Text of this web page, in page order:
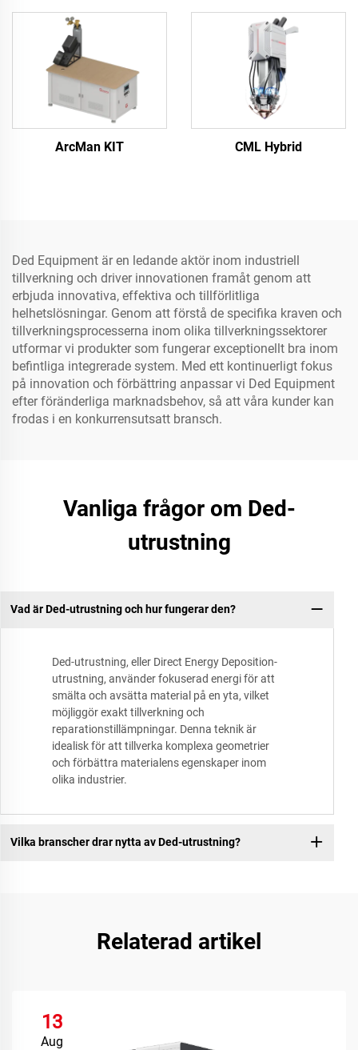
ArcMan KIT CML Hybrid
Ded Equipment är en ledande aktör inom industriell
tillverkning och driver innovationen framåt genom att
erbjuda innovativa, effektiva och tillförlitliga
helhetslösningar. Genom att förstå de specifika kraven och
tillverkningsprocesserna inom olika tillverkningssektorer
utformar vi produkter som fungerar exceptionellt bra inom
befintliga integrerade system. Med ett kontinuerligt fokus
på innovation och förbättring anpassar vi Ded Equipment
efter föränderliga marknadsbehov, så att våra kunder kan
frodas i en konkurrensutsatt bransch.
Vanliga frågor om Ded-
utrustning
Vad är Ded-utrustning och hur fungerar den?
Ded-utrustning, eller Direct Energy Deposition-
utrustning, använder fokuserad energi för att
smälta och avsätta material på en yta, vilket
möjliggör exakt tillverkning och
reparationstillämpningar. Denna teknik är
idealisk för att tillverka komplexa geometrier
och förbättra materialens egenskaper inom
olika industrier.
Vilka branscher drar nytta av Ded-utrustning?
Relaterad artikel
13
Aug